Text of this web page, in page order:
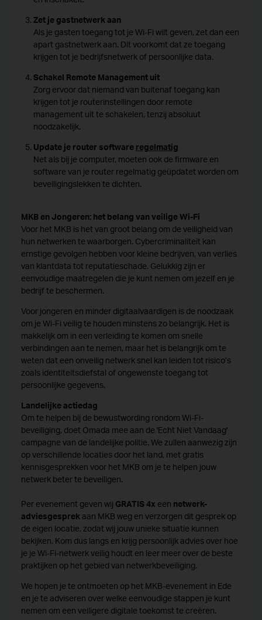
Zet je gastnetwerk aan
Als je gasten toegang tot je Wi-Fi wilt geven, zet dan een
apart gastnetwerk aan. Dit voorkomt dat ze toegang
krijgen tot je bedrijfsnetwerk of persoonlijke data.
Schakel Remote Management uit
Zorg ervoor dat niemand van buitenaf toegang kan
krijgen tot je routerinstellingen door remote
management uit te schakelen, tenzij absoluut
noodzakelijk.
Update je router software regelmatig
Net als bij je computer, moeten ook de firmware en
software van je router regelmatig geüpdatet worden om
beveiligingslekken te dichten.
MKB en Jongeren: het belang van veilige Wi-Fi
Voor het MKB is het van groot belang om de veiligheid van
hun netwerken te waarborgen. Cybercriminaliteit kan
ernstige gevolgen hebben voor kleine bedrijven, van verlies
van klantdata tot reputatieschade. Gelukkig zijn er
eenvoudige maatregelen die je kunt nemen om jezelf en je
bedrijf te beschermen.
Voor jongeren en minder digitaalvaardigen is de noodzaak
om je Wi-Fi veilig te houden minstens zo belangrijk. Het is
makkelijk om in een verleiding te komen om snelle
verbindingen aan te nemen, maar het is belangrijk om te
weten dat een onveilig netwerk snel kan leiden tot risico’s
zoals identiteitsdiefstal of ongewenste toegang tot
persoonlijke gegevens.
Landelijke actiedag
Om te helpen bij de bewustwording rondom Wi-Fi-
beveiliging, doet Omada mee aan de 'Echt Niet Vandaag'
campagne van de landelijke politie. We zullen aanwezig zijn
op verschillende locaties door het land, met gratis
kennisgesprekken voor het MKB om je te helpen jouw
netwerk beter te beveiligen.
Per evenement geven wij GRATIS 4x een netwerk-
adviesgesprek aan MKB weg en verzorgen dit gesprek op
de eigen locatie, zodat wij jouw unieke situatie kunnen
bekijken. Kom dus langs en krijg persoonlijk advies over hoe
je je Wi-Fi-netwerk veilig houdt en leer meer over de beste
praktijken op het gebied van netwerkbeveiliging.
We hopen je te ontmoeten op het MKB-evenement in Ede
en je te adviseren over welke eenvoudige stappen je kunt
nemen om een veiligere digitale toekomst te creëren.